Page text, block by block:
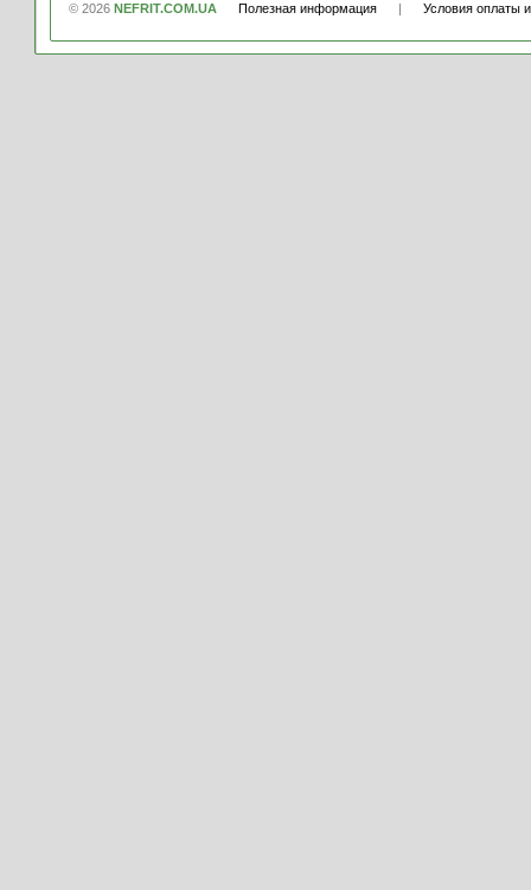
© 2026 NEFRIT.COM.UA Полезная информация | Условия оплаты